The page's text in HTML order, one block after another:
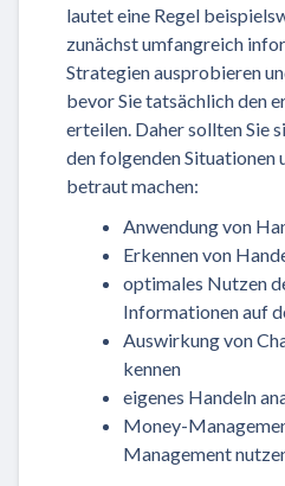
lautet eine Regel
zunächst umfangreich
Strategien ausprobieren
bevor Sie tatsächlich den
erteilen. Daher sollten Sie
den folgenden Situationen
betraut machen:
Anwendung von
Erkennen von
optimales Nutzen
Informationen auf
Auswirkung von
kennen
eigenes Handeln
Money-
Management